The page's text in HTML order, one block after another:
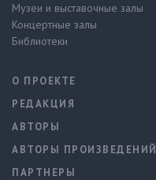
Музеи и выставочные залы
Концертные залы
Библиотеки
О ПРОЕКТЕ
РЕДАКЦИЯ
АВТОРЫ
АВТОРЫ ПРОИЗВЕДЕНИЙ
ПАРТНЕРЫ